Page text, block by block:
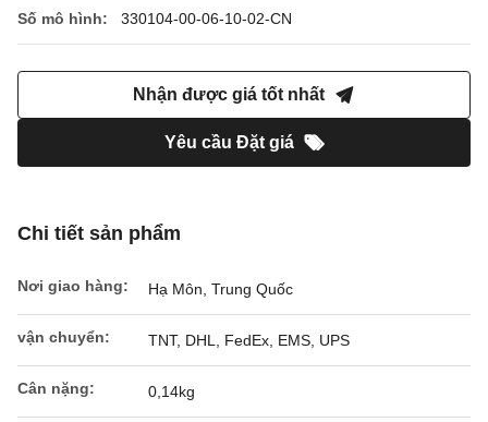
Số mô hình: 330104-00-06-10-02-CN
Nhận được giá tốt nhất
Yêu cầu Đặt giá
Chi tiết sản phẩm
Nơi giao hàng: Hạ Môn, Trung Quốc
vận chuyển: TNT, DHL, FedEx, EMS, UPS
Cân nặng: 0,14kg